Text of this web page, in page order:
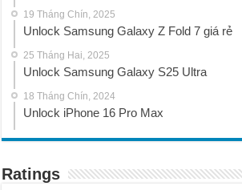
19 Tháng Chín, 2025
Unlock Samsung Galaxy Z Fold 7 giá rẻ
25 Tháng Hai, 2025
Unlock Samsung Galaxy S25 Ultra
18 Tháng Chín, 2024
Unlock iPhone 16 Pro Max
Ratings